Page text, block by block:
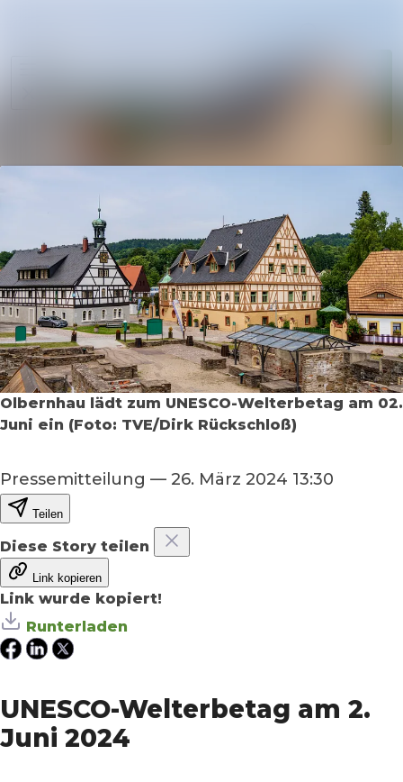
Olbernhau lädt zum UNESCO-Welterbetag am 02.
Juni ein (Foto: TVE/Dirk Rückschloß)
Pressemitteilung — 26. März 2024 13:30
Teilen
Diese Story teilen
Link kopieren
Link wurde kopiert!
Runterladen
UNESCO-Welterbetag am 2.
Juni 2024